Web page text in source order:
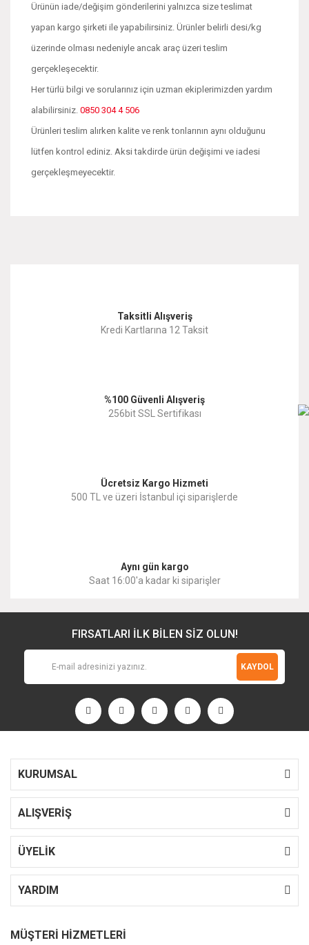
Ürünün iade/değişim gönderilerini yalnızca size teslimat
yapan kargo şirketi ile yapabilirsiniz. Ürünler belirli desi/kg
üzerinde olması nedeniyle ancak araç üzeri teslim
gerçekleşecektir.
Her türlü bilgi ve sorularınız için uzman ekiplerimizden yardım
alabilirsiniz. 0850 304 4 506
Ürünleri teslim alırken kalite ve renk tonlarının aynı olduğunu
lütfen kontrol ediniz. Aksi takdirde ürün değişimi ve iadesi
gerçekleşmeyecektir.
Ürün resmi kalitesiz, bozuk veya görüntülenemiyor.
Ürün fiyatı diğer sitelerden daha pahalı.
Taksitli Alışveriş
Kredi Kartlarına 12 Taksit
%100 Güvenli Alışveriş
256bit SSL Sertifikası
Ücretsiz Kargo Hizmeti
500 TL ve üzeri İstanbul içi siparişlerde
Aynı gün kargo
Saat 16:00'a kadar ki siparişler
FIRSATLARI İLK BİLEN SİZ OLUN!
KAYDOL
KURUMSAL
ALIŞVERİŞ
ÜYELİK
YARDIM
MÜŞTERİ HİZMETLERİ